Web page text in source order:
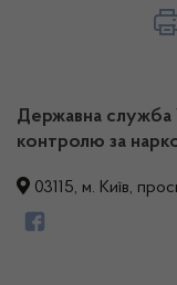
Державна служба
контролю за
03115, м. Київ,